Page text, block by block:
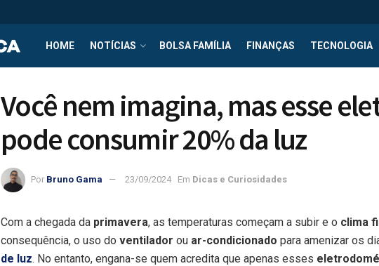
HOME NOTÍCIAS BOLSA FAMÍLIA FINANÇAS TECNOLOGIA
Você nem imagina, mas esse
pode consumir 20% da luz
Por Bruno Gama 23/09/2024 Em Dicas e Curiosidades
Com a chegada da primavera, as temperaturas começam a subir e o clima
consequência, o uso do ventilador ou ar-condicionado para amenizar os
de luz. No entanto, engana-se quem acredita que apenas esses